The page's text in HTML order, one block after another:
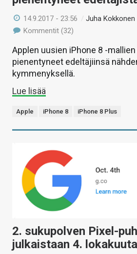
14.9.2017 - 23:56 /Juha Kokkonen
Kommentit (32)
Applen uusien iPhone 8 -
pienentyneet edeltäjiinsä
kymmenyksellä.
Lue lisää
Apple iPhone 8 iPhone 8 Plus
2. sukupolven Pixel-
julkaistaan 4. lokakuuta